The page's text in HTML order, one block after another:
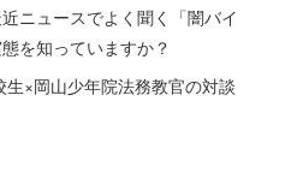
ニュースでよく聞く「闇バイ
を知っていますか？
×岡山少年院法務教官の対談